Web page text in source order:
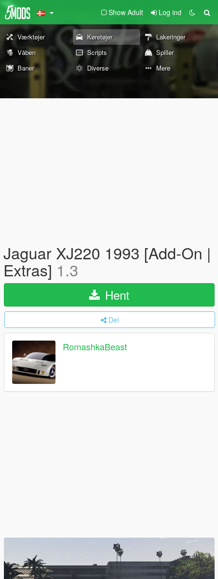
Show Adult Log ind
Værktøjer Køretøjer
Lakeringer
Våben
Scripts
Spiller
Baner
Diverse Mere
Jaguar XJ220 1993 [Add-On |
Extras] 1.3
Hent
Del
RomashkaBeast